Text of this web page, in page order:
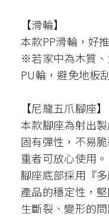
【滑輪】
本款PP滑輪，好
※若家中為木質
PU輪，避免地板
【尼龍五爪腳座】
本款腳座為射出
固有彈性，不易
重者可放心使用。
腳座底部採用『
產品的穩定性，
生斷裂、變形的問